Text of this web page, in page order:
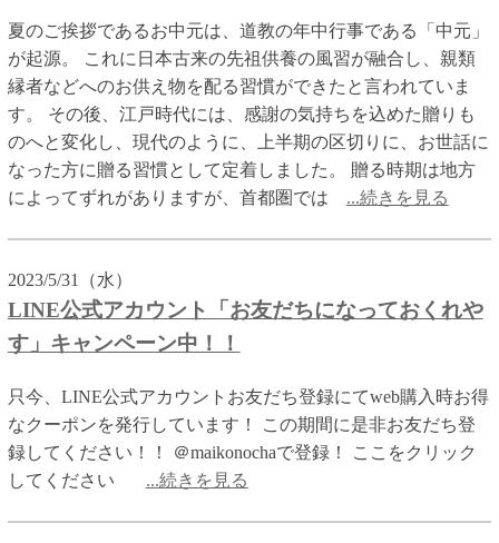
夏のご挨拶であるお中元は、道教の年中行事である「中元」
が起源。 これに日本古来の先祖供養の風習が融合し、親類
縁者などへのお供え物を配る習慣ができたと言われていま
す。 その後、江戸時代には、感謝の気持ちを込めた贈りも
のへと変化し、現代のように、上半期の区切りに、お世話に
なった方に贈る習慣として定着しました。 贈る時期は地方
によってずれがありますが、首都圏では ...続きを見る
2023/5/31（水）
LINE公式アカウント「お友だちになっておくれや
す」キャンペーン中！！
只今、LINE公式アカウントお友だち登録にてweb購入時お得
なクーポンを発行しています！ この期間に是非お友だち登
録してください！！ ＠maikonochaで登録！ ここをクリック
してください ...続きを見る